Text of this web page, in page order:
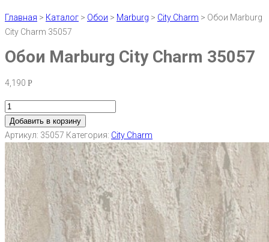
Главная > Каталог > Обои > Marburg > City Charm > Обои Marburg
City Charm 35057
Обои Marburg City Charm 35057
4,190 Р
Добавить в корзину
Артикул: 35057 Категория: City Charm